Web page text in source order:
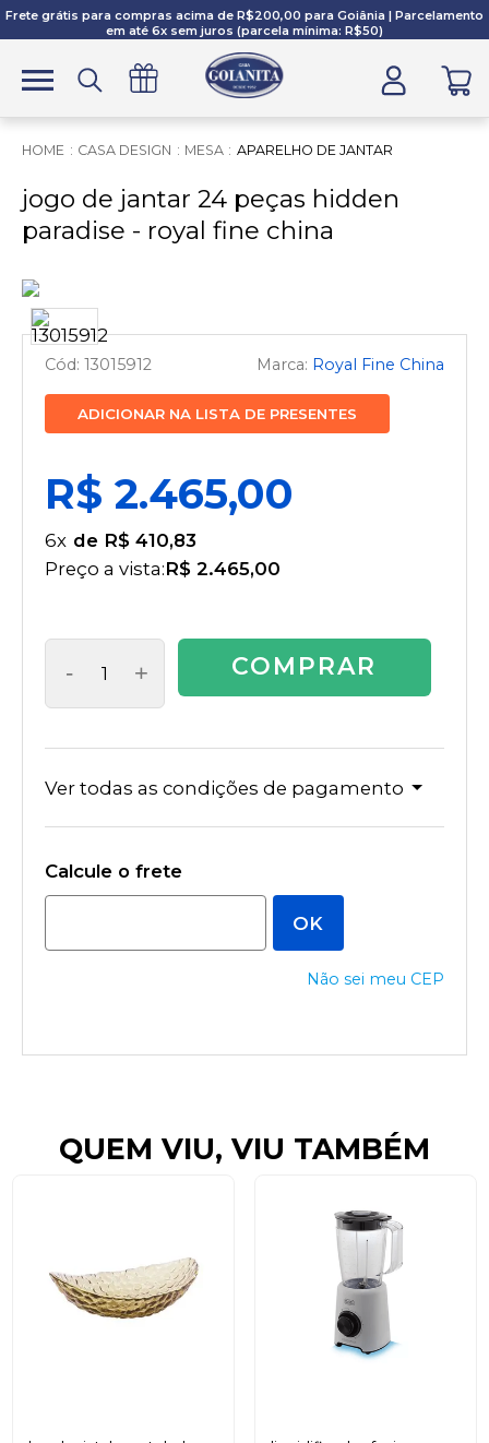
Frete grátis para compras acima de R$200,00 para Goiânia | Parcelamento
em até 6x sem juros (parcela mínima: R$50)
CASA DESIGN MESA APARELHO DE JANTAR
jogo de jantar 24 peças hidden
paradise - royal fine china
13015912 Royal Fine China
ADICIONAR NA LISTA DE PRESENTES
R$ 2.465,00
6x
R$ 410,83
Preço a vista:R$ 2.465,00
- + COMPRAR
Ver todas as condições de pagamento
Não sei meu CEP
QUEM VIU, VIU TAMBÉM